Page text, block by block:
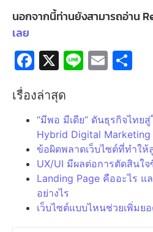
นอกจากนี้ท่านยังสามารถอ่าน
เลย
Facebook
X LineEmail
เรื่องล่าสุด
“มีพอ มีเดีย” ดันธุรกิจไทย
Hybrid Digital Marketing
ข้อผิดพลาดเว็บไซต์ที่ทำให้
UX/UI มีผลต่อการตัดสินใจ
Landing Page คืออะไร แ
อย่างไร
เว็บไซต์แบบไหนช่วยเพิ่มย